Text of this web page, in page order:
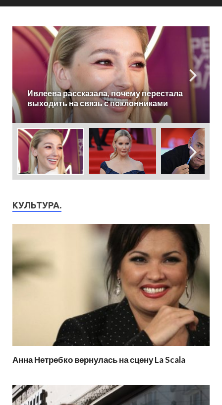
«Сделали все за спиной!» Летучая
отказалась работать на СТС
КУЛЬТУРА.
Анна Нетребко вернулась на сцену La Scala